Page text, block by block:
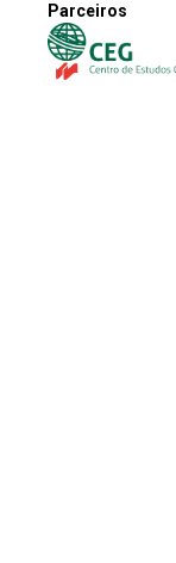
Parceiros